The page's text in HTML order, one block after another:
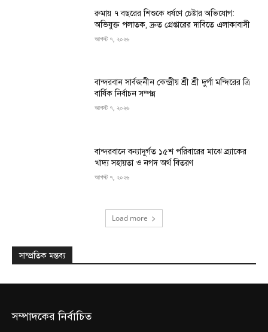
রুমায় ৭ বছরের শিশুকে ধর্ষণে চেষ্টার অভিযোগ:
অভিযুক্ত পলাতক, দ্রুত গ্রেপ্তারের দাবিতে এলাকাবাসী
আগস্ট ৭, ২০২৬
বান্দরবান সার্বজনীন কেন্দ্রীয় শ্রী শ্রী দুর্গা মন্দিরের ত্রি
বার্ষিক নির্বাচন সম্পন্ন
আগস্ট ৭, ২০২৬
বান্দরবানে বন্যাদুর্গত ১৫শ পরিবারের মাঝে ব্র্যাকের
খাদ্য সহায়তা ও নগদ অর্থ বিতরণ
আগস্ট ৭, ২০২৬
Load more
সাম্প্রতিক মন্তব্য
সম্পাদকের নির্বাচিত